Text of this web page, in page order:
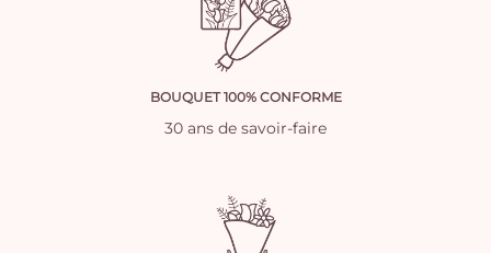
BOUQUET 100% CONFORME
30 ans de savoir-faire